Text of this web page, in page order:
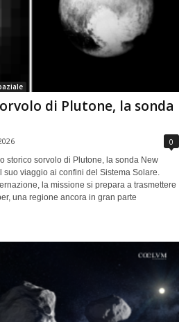
di Plutone, la sonda
0
storico sorvolo di Plutone, la sonda New
suo viaggio ai confini del Sistema Solare.
la missione si prepara a trasmettere
una regione ancora in gran parte